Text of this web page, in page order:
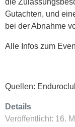
die
Gutachten, und
bei der Abnahme
Alle Infos zum
Quellen:
Details
Veröffentlicht: 16.